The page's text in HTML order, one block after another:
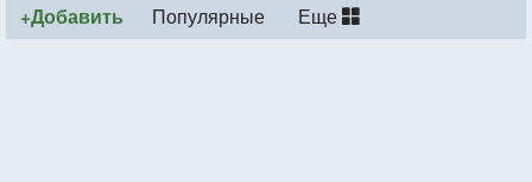
+Добавить Популярные Еще